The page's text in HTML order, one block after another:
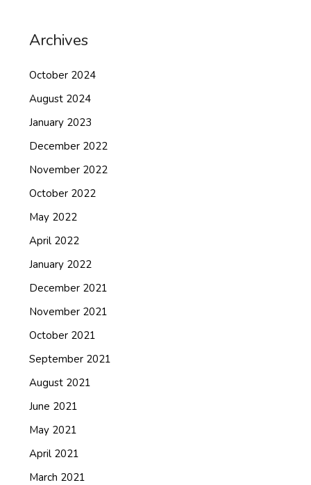
Archives
October 2024
August 2024
January 2023
December 2022
November 2022
October 2022
May 2022
April 2022
January 2022
December 2021
November 2021
October 2021
September 2021
August 2021
June 2021
May 2021
April 2021
March 2021